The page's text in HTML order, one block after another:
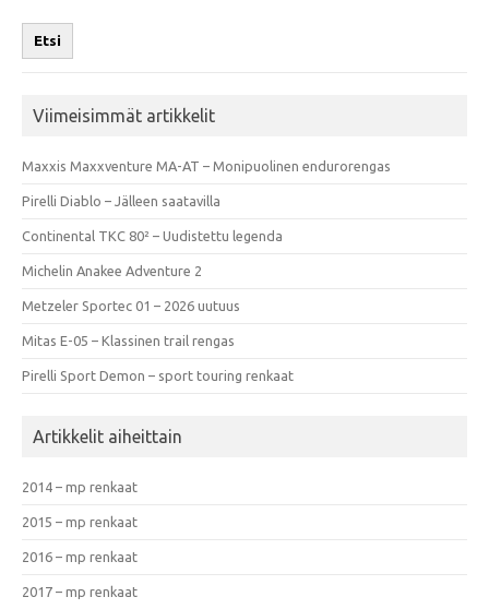
Etsi
Viimeisimmät artikkelit
Maxxis Maxxventure MA-AT – Monipuolinen endurorengas
Pirelli Diablo – Jälleen saatavilla
Continental TKC 80² – Uudistettu legenda
Michelin Anakee Adventure 2
Metzeler Sportec 01 – 2026 uutuus
Mitas E-05 – Klassinen trail rengas
Pirelli Sport Demon – sport touring renkaat
Artikkelit aiheittain
2014 – mp renkaat
2015 – mp renkaat
2016 – mp renkaat
2017 – mp renkaat